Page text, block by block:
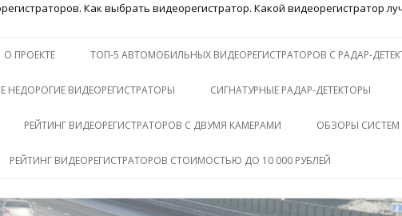
Как выбрать видеорегистратор. Какой видеорегистратор
О ПРОЕКТЕ ТОП-5 АВТОМОБИЛЬНЫХ ВИДЕОРЕГИСТРАТОРОВ С РАДАР-
НЕДОРОГИЕ ВИДЕОРЕГИСТРАТОРЫ СИГНАТУРНЫЕ РАДАР-ДЕТЕКТОРЫ
РЕЙТИНГ ВИДЕОРЕГИСТРАТОРОВ С ДВУМЯ КАМЕРАМИ ОБЗОРЫ
РЕЙТИНГ ВИДЕОРЕГИСТРАТОРОВ СТОИМОСТЬЮ ДО 10 000 РУБЛЕЙ